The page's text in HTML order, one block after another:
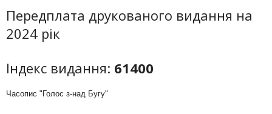
Передплата друкованого видання на
2024 рік
Індекс видання: 61400
Часопис "Голос з-над Бугу"